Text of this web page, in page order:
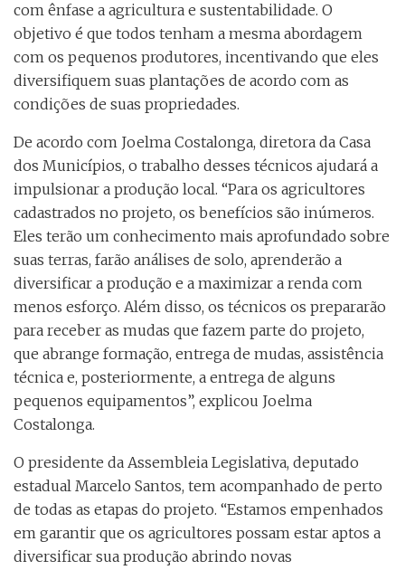
com ênfase a agricultura e sustentabilidade. O
objetivo é que todos tenham a mesma abordagem
com os pequenos produtores, incentivando que eles
diversifiquem suas plantações de acordo com as
condições de suas propriedades.
De acordo com Joelma Costalonga, diretora da Casa
dos Municípios, o trabalho desses técnicos ajudará a
impulsionar a produção local. “Para os agricultores
cadastrados no projeto, os benefícios são inúmeros.
Eles terão um conhecimento mais aprofundado sobre
suas terras, farão análises de solo, aprenderão a
diversificar a produção e a maximizar a renda com
menos esforço. Além disso, os técnicos os prepararão
para receber as mudas que fazem parte do projeto,
que abrange formação, entrega de mudas, assistência
técnica e, posteriormente, a entrega de alguns
pequenos equipamentos”, explicou Joelma
Costalonga.
O presidente da Assembleia Legislativa, deputado
estadual Marcelo Santos, tem acompanhado de perto
de todas as etapas do projeto. “Estamos empenhados
em garantir que os agricultores possam estar aptos a
diversificar sua produção abrindo novas